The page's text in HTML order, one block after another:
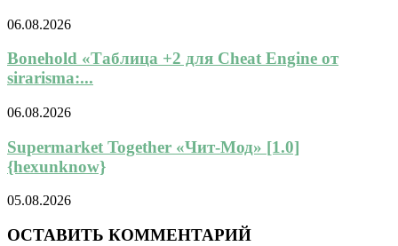
06.08.2026
Bonehold «Таблица +2 для Cheat Engine от
sirarisma:...
06.08.2026
Supermarket Together «Чит-Мод» [1.0]
{hexunknow}
05.08.2026
ОСТАВИТЬ КОММЕНТАРИЙ